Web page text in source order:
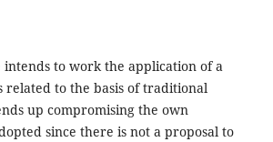
to work the application of a
related to the basis of traditional
up compromising the own
since there is not a proposal to